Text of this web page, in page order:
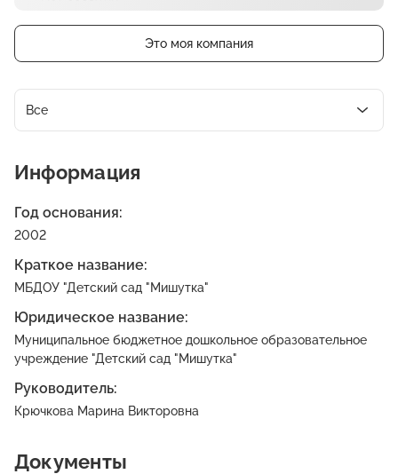
Это моя компания
Все
Информация
Год основания:
2002
Краткое название:
МБДОУ "Детский сад "Мишутка"
Юридическое название:
Муниципальное бюджетное дошкольное образовательное
учреждение "Детский сад "Мишутка"
Руководитель:
Крючкова Марина Викторовна
Документы